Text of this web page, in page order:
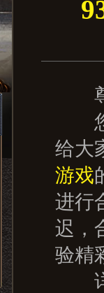
尊
您
给大
游戏
进行
迟，
验精
详